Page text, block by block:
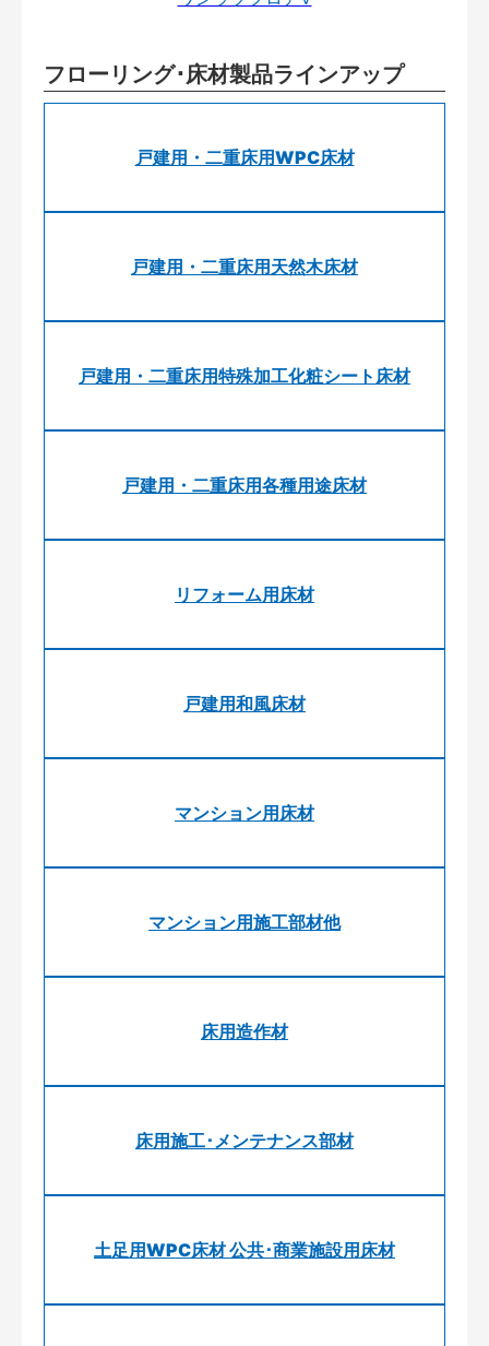
フローリング･床材製品ラインアップ
戸建用・二重床用WPC床材
戸建用・二重床用天然木床材
戸建用・二重床用特殊加工化粧シート床材
戸建用・二重床用各種用途床材
リフォーム用床材
戸建用和風床材
マンション用床材
マンション用施工部材他
床用造作材
床用施工･メンテナンス部材
土足用WPC床材 公共･商業施設用床材